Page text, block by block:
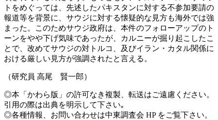
トをめぐっては、先述したパキスタンに対する不参加要請の
報道等を背景に、サウジに対する懐疑的な見方も海外では強
まった。このためサウジ政府は、本件のフォローアップのト
ーンをやや下げ気味であったが、カルニーが掘り起こしたこ
とで、改めてサウジの対トルコ、及びイラン・カタル関係に
おける厳しい見方が強調されたと言える。
（研究員 高尾 賢一郎）
◎本「かわら版」の許可なき複製、転送はご遠慮ください。
引用の際は出典を明示して下さい｡
◎各種情報、お問い合わせは中東調査会 HP をご覧下さい。